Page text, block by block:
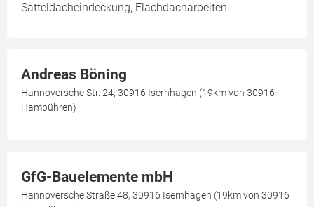
Satteldacheindeckung, Flachdacharbeiten
Andreas Böning
Hannoversche Str. 24, 30916 Isernhagen (19km von 30916
Hambühren)
GfG-Bauelemente mbH
Hannoversche Straße 48, 30916 Isernhagen (19km von 30916